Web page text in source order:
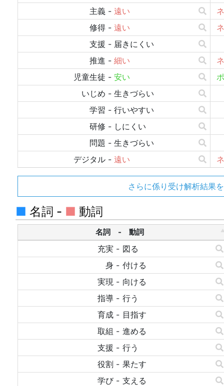
主義 - 遠い
修得 - 遠い
支援 - 届きにくい
推進 - 細い
児童生徒 - 安い
いじめ - 生きづらい
学習 - 行いやすい
研修 - しにくい
問題 - 生きづらい
デジタル - 遠い
さらに係り受け解析結果
■ 名詞 - ■ 動詞
名詞 - 動詞
充実 - 図る
身 - 付ける
実現 - 向ける
指導 - 行う
育成 - 目指す
取組 - 進める
支援 - 行う
役割 - 果たす
学び - 支える